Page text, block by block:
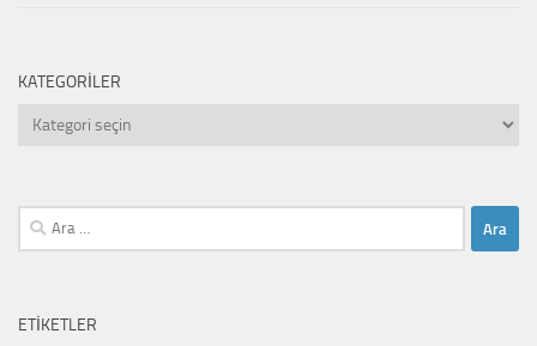
KATEGORILER
Kategoriler
Arama:
ETIKETLER